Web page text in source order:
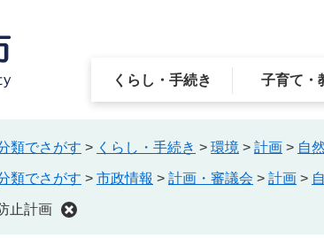
くらし・手続き 子育て・
類でさがす > くらし・手続き > 環境 > 計画 > 自
類でさがす > 市政情報 > 計画・審議会 > 計画 >
止計画